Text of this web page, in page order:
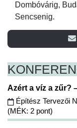
Dombóvárig,
Sencsenig.
Azért a víz a zűr?
Építész Tervezői
(MÉK: 2 pont)